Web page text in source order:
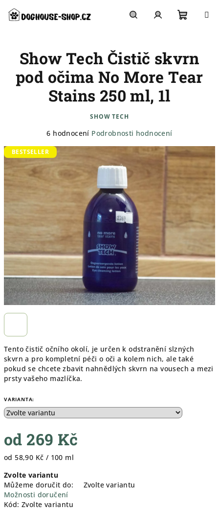
obsah
košík
Tento čistič očního okolí, je určen k odstranění slzných
skvrn a pro kompletní péči o oči a kolem nich, ale také
pokud se chcete zbavit nahnědlých skvrn na vousech a mezi
prsty vašeho mazlíčka.
VARIANTA:
od 269 Kč
Měrná
od 58,90 Kč / 100 ml
Zvolte variantu
Můžeme doručit do:
Zvolte variantu
Možnosti doručení
Kód: Zvolte variantu
Show Tech Čistič skvrn
pod očima No More Tear
Stains 250 ml, 1l
SHOW TECH
Průměrné
produktu
je
z
hvězdiček.
6 hodnocení Podrobnosti hodnocení
BESTSELLER